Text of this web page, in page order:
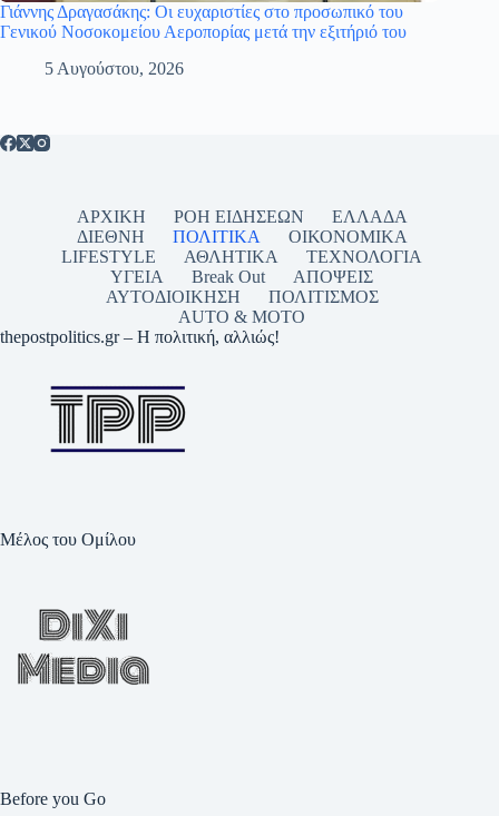
Γιάννης Δραγασάκης: Οι ευχαριστίες στο προσωπικό του
Γενικού Νοσοκομείου Αεροπορίας μετά την εξιτήριό του
5 Αυγούστου, 2026
ΑΡΧΙΚΗ ΡΟΗ ΕΙΔΗΣΕΩΝ
ΕΛΛΑΔΑ
ΔΙΕΘΝΗ
ΠΟΛΙΤΙΚΑ
ΟΙΚΟΝΟΜΙΚΑ
LIFESTYLE
ΑΘΛΗΤΙΚΑ
ΤΕΧΝΟΛΟΓΙΑ
ΥΓΕΙΑ
Break Out
ΑΠΟΨΕΙΣ
ΑΥΤΟΔΙΟΙΚΗΣΗ
ΠΟΛΙΤΙΣΜΟΣ
AUTO & MOTO
thepostpolitics.gr – Η πολιτική, αλλιώς!
Μέλος του Ομίλου
Before you Go